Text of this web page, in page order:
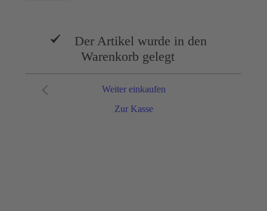
Der Artikel wurde in den
Warenkorb gelegt
Zur Kasse
Weiter einkaufen